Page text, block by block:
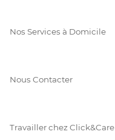
Nos Services à Domicile
Nous Contacter
Travailler chez Click&Care